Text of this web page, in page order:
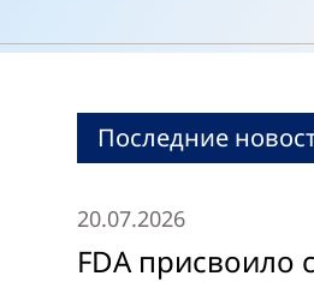
Последние
FDA присвоило
20.07.2026